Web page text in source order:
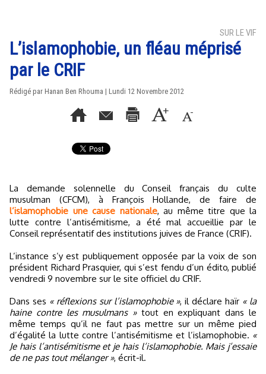
SUR LE VIF
L’islamophobie, un fléau méprisé
par le CRIF
Rédigé par Hanan Ben Rhouma | Lundi 12 Novembre 2012
La demande solennelle du Conseil français du culte
musulman (CFCM), à François Hollande, de faire de
l’islamophobie une cause nationale, au même titre que la
lutte contre l’antisémitisme, a été mal accueillie par le
Conseil représentatif des institutions juives de France (CRIF).
L’instance s’y est publiquement opposée par la voix de son
président Richard Prasquier, qui s’est fendu d’un édito, publié
vendredi 9 novembre sur le site officiel du CRIF.
Dans ses « réflexions sur l’islamophobie », il déclare haïr « la
haine contre les musulmans »tout en expliquant dans le
même temps qu’il ne faut pas mettre sur un même pied
d’égalité la lutte contre l’antisémitisme et l’islamophobie. «
Je hais l’antisémitisme et je hais l’islamophobie. Mais j’essaie
de ne pas tout mélanger », écrit-il.